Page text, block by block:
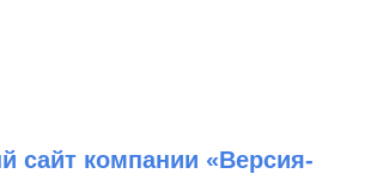
сайт компании «Версия-